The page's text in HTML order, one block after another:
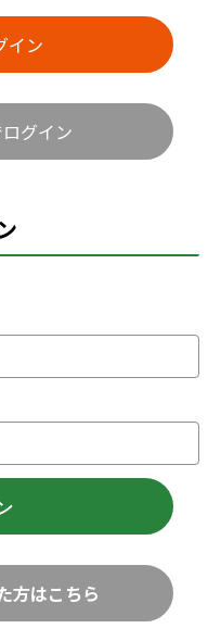
イン
グイン
方はこちら